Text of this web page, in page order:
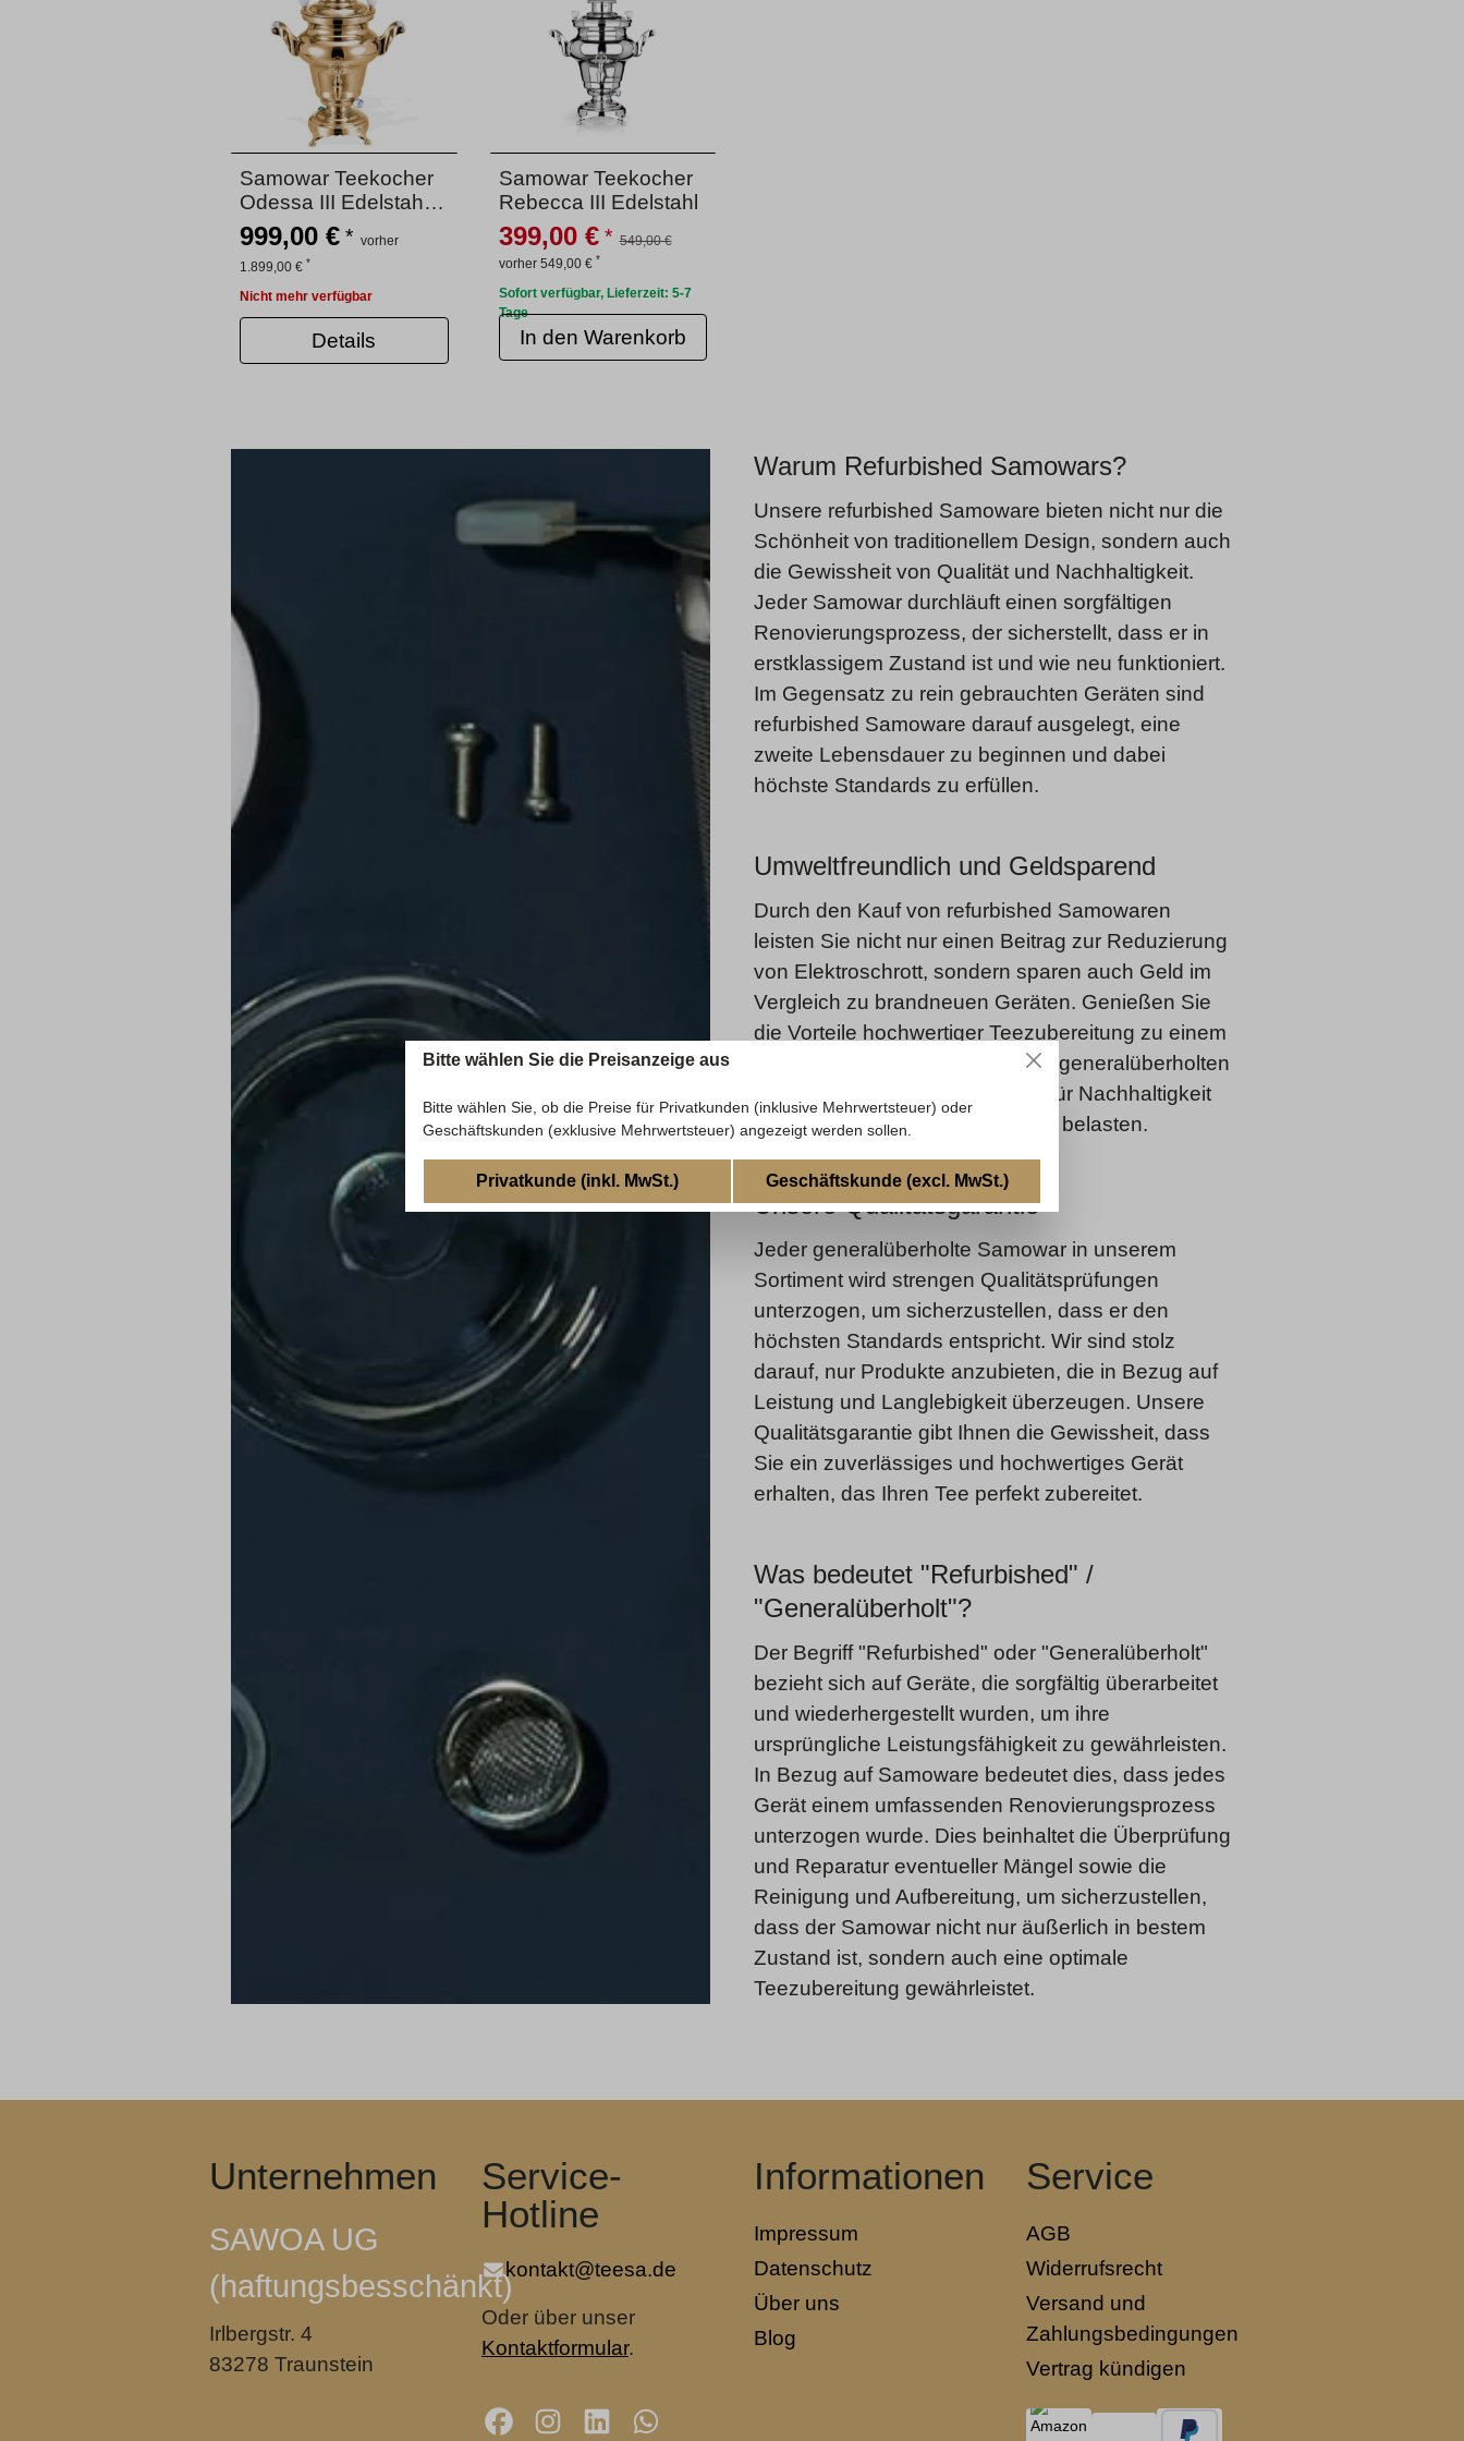
Samowar Teekocher
Odessa III Edelstahl
vergoldet (außer
Deckel für
Wasserbehälter!)
999,00 € * vorher
1.899,00 € *
Nicht mehr verfügbar
Details
Samowar Teekocher
Rebecca III Edelstahl
399,00 €* 549,00 €
vorher 549,00 €*
Sofort verfügbar, Lieferzeit: 5-7
Tage
In den Warenkorb
Warum Refurbished Samowars?
Unsere refurbished Samoware bieten nicht nur die
Schönheit von traditionellem Design, sondern auch
die Gewissheit von Qualität und Nachhaltigkeit.
Jeder Samowar durchläuft einen sorgfältigen
Renovierungsprozess, der sicherstellt, dass er in
erstklassigem Zustand ist und wie neu funktioniert.
Im Gegensatz zu rein gebrauchten Geräten sind
refurbished Samoware darauf ausgelegt, eine
zweite Lebensdauer zu beginnen und dabei
höchste Standards zu erfüllen.
Umweltfreundlich und Geldsparend
Durch den Kauf von refurbished Samowaren
leisten Sie nicht nur einen Beitrag zur Reduzierung
von Elektroschrott, sondern sparen auch Geld im
Vergleich zu brandneuen Geräten. Genießen Sie
die Vorteile hochwertiger Teezubereitung zu einem
Bruchteil des Preises. Mit einem generalüberholten
Samowar entscheiden Sie sich für Nachhaltigkeit
und Qualität, ohne Ihr Budget zu belasten.
Unsere Qualitätsgarantie
Jeder generalüberholte Samowar in unserem
Sortiment wird strengen Qualitätsprüfungen
unterzogen, um sicherzustellen, dass er den
höchsten Standards entspricht. Wir sind stolz
darauf, nur Produkte anzubieten, die in Bezug auf
Leistung und Langlebigkeit überzeugen. Unsere
Qualitätsgarantie gibt Ihnen die Gewissheit, dass
Sie ein zuverlässiges und hochwertiges Gerät
erhalten, das Ihren Tee perfekt zubereitet.
Was bedeutet "Refurbished" /
"Generalüberholt"?
Der Begriff "Refurbished" oder "Generalüberholt"
bezieht sich auf Geräte, die sorgfältig überarbeitet
und wiederhergestellt wurden, um ihre
ursprüngliche Leistungsfähigkeit zu gewährleisten.
In Bezug auf Samoware bedeutet dies, dass jedes
Gerät einem umfassenden Renovierungsprozess
unterzogen wurde. Dies beinhaltet die Überprüfung
und Reparatur eventueller Mängel sowie die
Reinigung und Aufbereitung, um sicherzustellen,
dass der Samowar nicht nur äußerlich in bestem
Zustand ist, sondern auch eine optimale
Teezubereitung gewährleistet.
Unternehmen
SAWOA UG
(haftungsbesschänkt)
Irlbergstr. 4
83278 Traunstein
Service-
Hotline
kontakt@teesa.de
Oder über unser
Kontaktformular.
Informationen
Impressum
Datenschutz
Über uns
Blog
Service
AGB
Widerrufsrecht
Versand und
Zahlungsbedingungen
Vertrag kündigen
Bitte wählen Sie die Preisanzeige aus
Bitte wählen Sie, ob die Preise für Privatkunden (inklusive Mehrwertsteuer) oder
Geschäftskunden (exklusive Mehrwertsteuer) angezeigt werden sollen.
Privatkunde (inkl. MwSt.) Geschäftskunde (excl. MwSt.)